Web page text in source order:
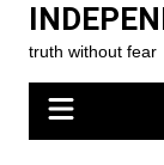
contenttruth without fear